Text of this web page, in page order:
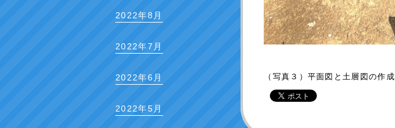
2022年8月
2022年7月
2022年6月
2022年5月
（写真３）平面図と土層図の作成